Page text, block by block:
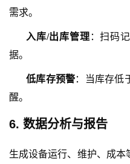
需求。
入库/出库管理 ：扫码
据。
低库存预警：当库存低
醒。
6. 数据分析与报告
生成设备运行、维护、成